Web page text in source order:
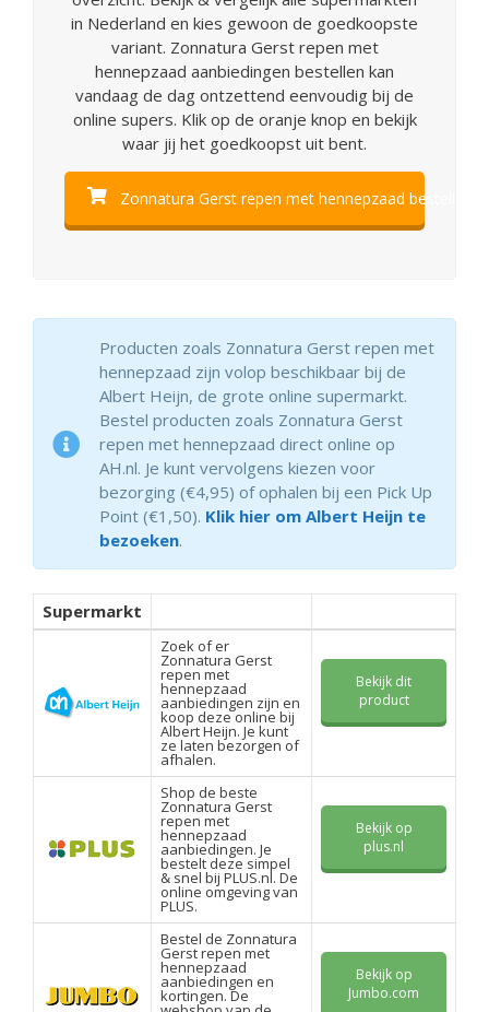
in Nederland en kies gewoon de goedkoopste
variant. Zonnatura Gerst repen met
hennepzaad aanbiedingen bestellen kan
vandaag de dag ontzettend eenvoudig bij de
online supers. Klik op de oranje knop en bekijk
waar jij het goedkoopst uit bent.
Zonnatura Gerst repen met hennepzaad bestellen
Producten zoals Zonnatura Gerst repen met
hennepzaad zijn volop beschikbaar bij de
Albert Heijn, de grote online supermarkt.
Bestel producten zoals Zonnatura Gerst
repen met hennepzaad direct online op
AH.nl. Je kunt vervolgens kiezen voor
bezorging (€4,95) of ophalen bij een Pick Up
Point (€1,50). Klik hier om Albert Heijn te
bezoeken.
Supermarkt
Zoek of er
Zonnatura Gerst
repen met
hennepzaad
aanbiedingen zijn en
koop deze online bij
Albert Heijn. Je kunt
ze laten bezorgen of
afhalen.
Bekijk dit
product
Shop de beste
Zonnatura Gerst
repen met
hennepzaad
aanbiedingen. Je
bestelt deze simpel
& snel bij PLUS.nl. De
online omgeving van
PLUS.
Bekijk op
plus.nl
Bestel de Zonnatura
Gerst repen met
hennepzaad
aanbiedingen en
kortingen. De
Bekijk op
Jumbo.com